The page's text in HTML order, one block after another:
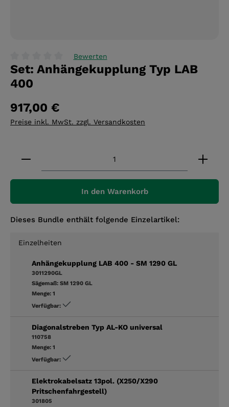
Durchschnittliche Bewertung von 0 von 5 Sternen
Bewerten
Set: Anhängekupplung Typ LAB
400
917,00 €
Preise inkl. MwSt. zzgl. Versandkosten
Produkt Anzahl: Gib den gewünschten Wert
In den Warenkorb
Dieses Bundle enthält folgende Einzelartikel:
Einzelheiten
Anhängekupplung LAB 400 - SM 1290 GL
3011290GL
Sägemaß: SM 1290 GL
Menge: 1
Verfügbar:
Diagonalstreben Typ AL-KO universal
110758
Menge: 1
Verfügbar:
Elektrokabelsatz 13pol. (X250/X290
Pritschenfahrgestell)
301805